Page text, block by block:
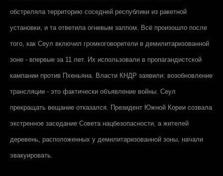
обстреляла территорию соседней республики из ракетной
установки, и та ответила огневым залпом. Всё произошло после
того, как Сеул включил громкоговорители в демилитаризованной
зоне - впервые за 11 лет. Их использовали в пропагандистской
кампании против Пхеньяна. Власти КНДР заявили: возобновление
трансляции - это фактически объявление войны. Сеул
прекращать вещание отказался. Президент Южной Кореи созвала
экстренное заседание Совета нацбезопасности, а жителей
деревень, расположенных у демилитаризованной зоны, начали
эвакуировать.